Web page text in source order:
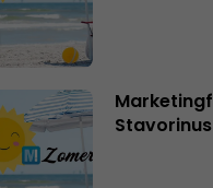
Stavorinus